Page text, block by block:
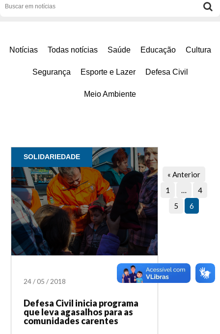
Notícias Todas notícias Saúde Educação Cultura
Segurança Esporte e Lazer Defesa Civil
Meio Ambiente
SOLIDARIEDADE
24 /05 /2018
Defesa Civil inicia programa
que leva agasalhos para as
comunidades carentes
« Anterior
1
…
4
5
6